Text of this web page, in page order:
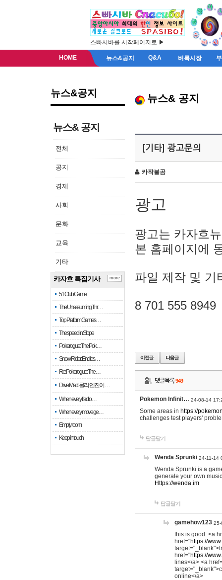
스빠시바를 시작페이지로 ▶
HOME 뉴스&공지 Q&A 벼룩시장
뉴스&공지
뉴스& 공지
전체
공지
경제
사회
문화
교육
기타
카자흐 특집기사
51 Club Game
The Unassuming Thr…
Top Platform Games…
The speed in Slope
Pokerogue: The Pok…
Snow Rider: Endles…
Re: Pokerogue: The…
Drive Mad: 물리 엔진이 …
When every fractio…
When every move ge…
Empty room
Keep in touch
more
뉴스& 공지
[기타] 광고문의
카작불곰
광고
광고는 카자흐
본 홈페이지에
파일 제작 및 기
8 701 555 8949
댓글목록949
Pokemon Infinit… 24-08-14
Some areas in https://
challenges test players'
답글달기
Wenda Sprunki 24-11-14
Wenda Sprunki is a
generate your own
Https://wenda.im
답글달기
gamehow123 25-
this is good. <a
href="https://
href="https://
lines</a> <a
online</a>